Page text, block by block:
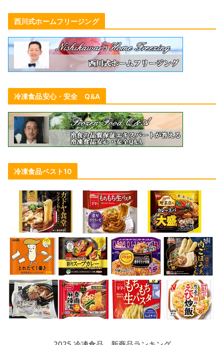
西川式ホームフリージング
冷凍食品安心・安全 Q&A
冷凍食品ベスト10